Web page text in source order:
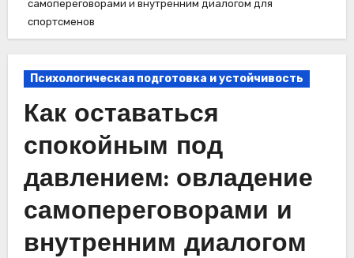
самопереговорами и внутренним диалогом для
спортсменов
Психологическая подготовка и устойчивость
Как оставаться
спокойным под
давлением: овладение
самопереговорами и
внутренним диалогом